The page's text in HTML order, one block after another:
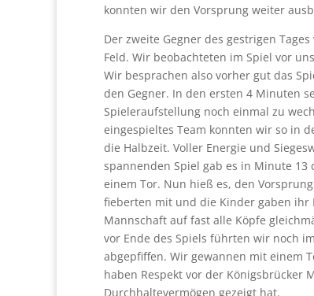
konnten wir den Vorsprung weiter
Der zweite Gegner des gestrigen
Feld. Wir beobachteten im Spiel vor
Wir besprachen also vorher gut das
den Gegner. In den ersten 4 Minuten
Spieleraufstellung noch einmal zu
eingespieltes Team konnten wir so in
die Halbzeit. Voller Energie und
spannenden Spiel gab es in Minute
einem Tor. Nun hieß es, den
fieberten mit und die Kinder gaben ihr
Mannschaft auf fast alle Köpfe
vor Ende des Spiels führten wir noch
abgepfiffen. Wir gewannen mit einem
haben Respekt vor der Königsbrücker
Durchhaltevermögen gezeigt hat.